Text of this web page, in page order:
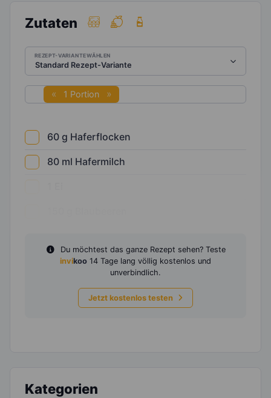
Zutaten
REZEPT-VARIANTE WÄHLEN
1 Portion
60 g Haferflocken
80 ml Hafermilch
Du möchtest das ganze Rezept sehen? Teste
invikoo 14 Tage lang völlig kostenlos und
unverbindlich.
Jetzt kostenlos testen
Kategorien